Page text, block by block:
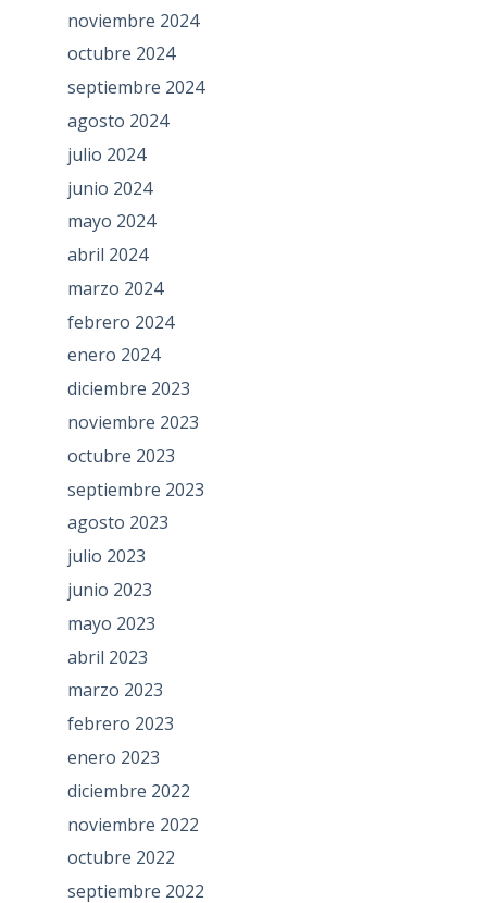
noviembre 2024
octubre 2024
septiembre 2024
agosto 2024
julio 2024
junio 2024
mayo 2024
abril 2024
marzo 2024
febrero 2024
enero 2024
diciembre 2023
noviembre 2023
octubre 2023
septiembre 2023
agosto 2023
julio 2023
junio 2023
mayo 2023
abril 2023
marzo 2023
febrero 2023
enero 2023
diciembre 2022
noviembre 2022
octubre 2022
septiembre 2022